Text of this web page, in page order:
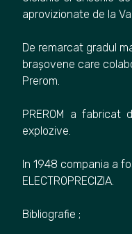
aprovizionate de la
De remarcat gradul
brașovene care
Prerom.
PREROM a fabricat
explozive.
In 1948 compania a
ELECTROPRECIZIA.
Bibliografie ;